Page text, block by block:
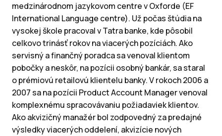
medzinárodnom jazykovom centre v Oxforde (EF
International Language centre). Už počas štúdia na
vysokej škole pracoval v Tatra banke, kde pôsobil
celkovo trinásť rokov na viacerých pozíciách. Ako
servisný a finančný poradca sa venoval klientom
pobočky a neskôr, na pozícii osobný bankár, sa staral
o prémiovú retailovú klientelu banky. V rokoch 2006 a
2007 sa na pozícii Product Account Manager venoval
komplexnému spracovávaniu požiadaviek klientov.
Ako akvizičný manažér bol zodpovedný za predajné
výsledky viacerých oddelení, akvizície nových